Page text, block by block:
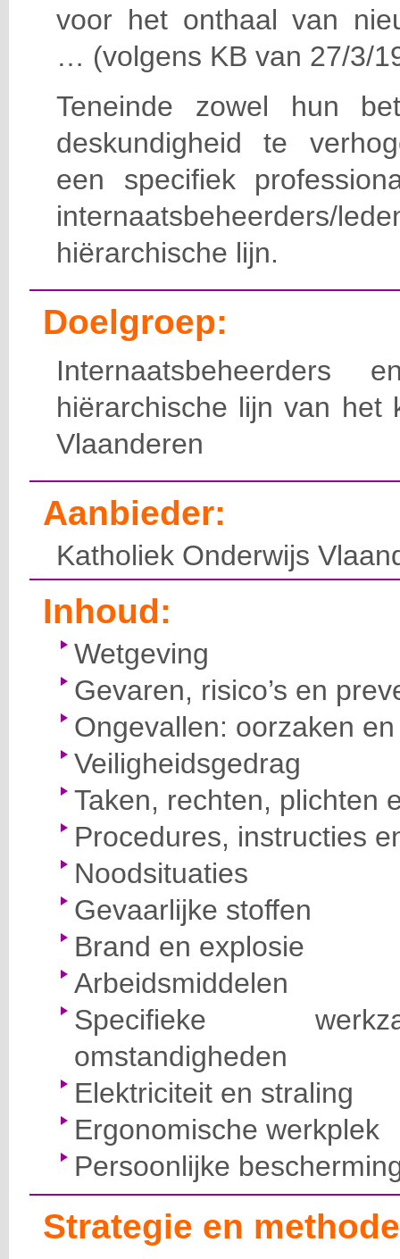
voor het onthaal van
… (volgens KB van 27/3/
Teneinde zowel hun
deskundigheid te
een specifiek
hiërarchische lijn.
Doelgroep:
hiërarchische lijn van het
Vlaanderen
Aanbieder:
Katholiek Onderwijs
Inhoud:
Wetgeving
Gevaren, risico’s en
Ongevallen: oorzaken
Veiligheidsgedrag
Taken, rechten, plichten
Procedures, instructies
Noodsituaties
Gevaarlijke stoffen
Brand en explosie
Arbeidsmiddelen
Specifieke
omstandigheden
Elektriciteit en straling
Ergonomische werkplek
Persoonlijke
Strategie en